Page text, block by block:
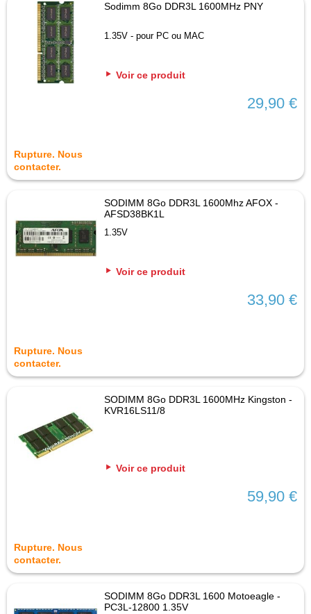
Sodimm 8Go DDR3L 1600MHz PNY
1.35V - pour PC ou MAC
Voir ce produit
29,90 €
Rupture. Nous
contacter.
SODIMM 8Go DDR3L 1600Mhz AFOX -
AFSD38BK1L
1.35V
Voir ce produit
33,90 €
Rupture. Nous
contacter.
SODIMM 8Go DDR3L 1600MHz Kingston -
KVR16LS11/8
Voir ce produit
59,90 €
Rupture. Nous
contacter.
SODIMM 8Go DDR3L 1600 Motoeagle -
PC3L-12800 1.35V